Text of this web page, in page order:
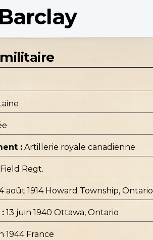
: Artillerie royale canadienne
Field Regt.
août 1914 Howard Township, Ontario
13 juin 1940 Ottawa, Ontario
1944 France